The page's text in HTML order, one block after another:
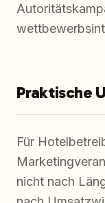
Praktische
Für
nicht nach